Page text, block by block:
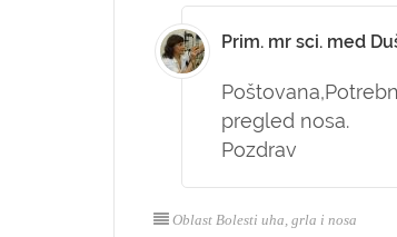
Prim. mr sci. med
Poštovana,
pregled nosa.
Pozdrav
Oblast Bolesti uha, grla i nosa